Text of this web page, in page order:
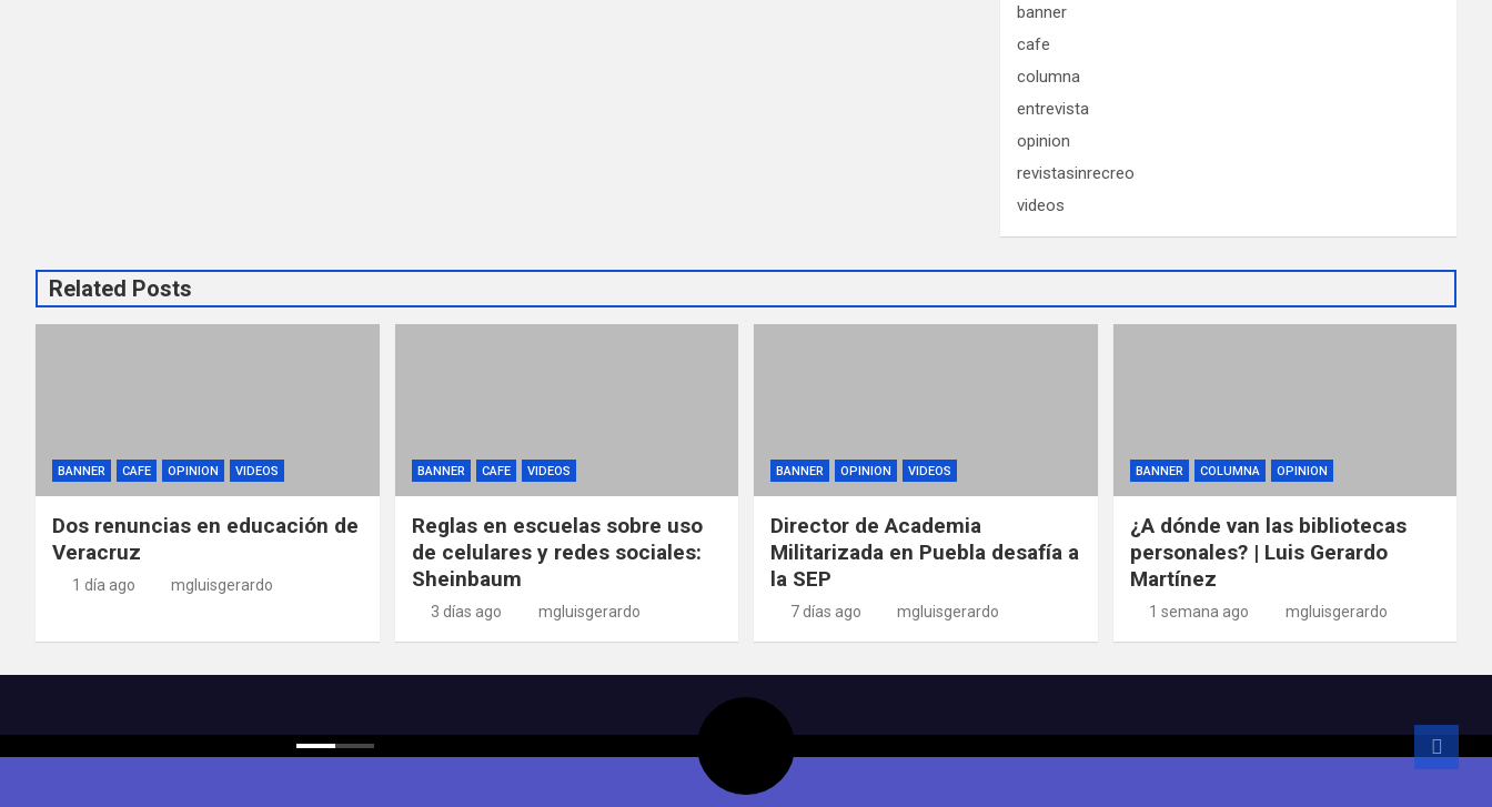
banner
cafe
columna
entrevista
opinion
revistasinrecreo
videos
Related Posts
BANNER CAFE OPINION VIDEOS
Dos renuncias en educación de
Veracruz
1 día ago mgluisgerardo
BANNER CAFE VIDEOS
Reglas en escuelas sobre uso
de celulares y redes sociales:
Sheinbaum
3 días ago mgluisgerardo
BANNER OPINION VIDEOS
Director de Academia
Militarizada en Puebla desafía a
la SEP
7 días ago mgluisgerardo
BANNER COLUMNA OPINION
¿A dónde van las bibliotecas
personales? | Luis Gerardo
Martínez
1 semana ago mgluisgerardo